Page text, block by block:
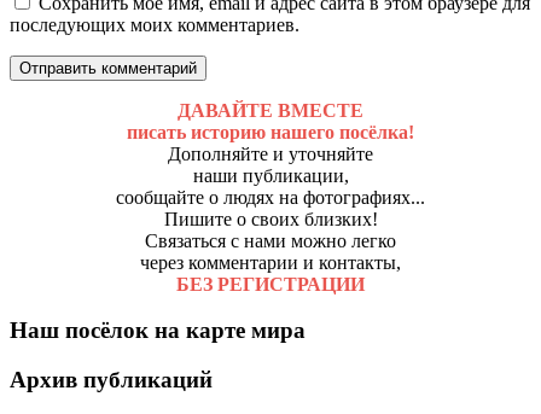
последующих моих комментариев.
ДАВАЙТЕ ВМЕСТЕ
писать историю нашего посёлка!
Дополняйте и уточняйте
наши публикации,
сообщайте о людях на фотографиях...
Пишите о своих близких!
Связаться с нами можно легко
через комментарии и контакты,
БЕЗ РЕГИСТРАЦИИ
Наш посёлок на карте мира
Архив публикаций